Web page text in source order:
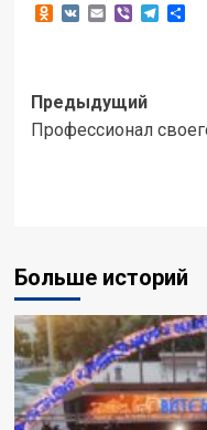
Odnoklassniki
VKEmailViber
Навигация
записи
Предыдущий
Профессионал
Больше историй